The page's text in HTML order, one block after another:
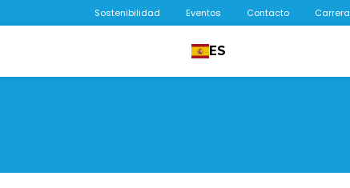
Sostenibilidad Eventos Contacto Carrera
ES